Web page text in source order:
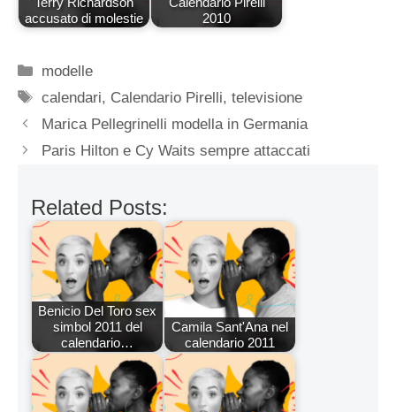
accusato di molestie
2010
Categorie
modelle
Tag
calendari, Calendario Pirelli,televisione
Marica Pellegrinelli modella in Germania
Paris Hilton e Cy Waits sempre attaccati
Related Posts:
Benicio Del Toro sex
simbol 2011 del
calendario…
Camila Sant'Ana nel
calendario 2011